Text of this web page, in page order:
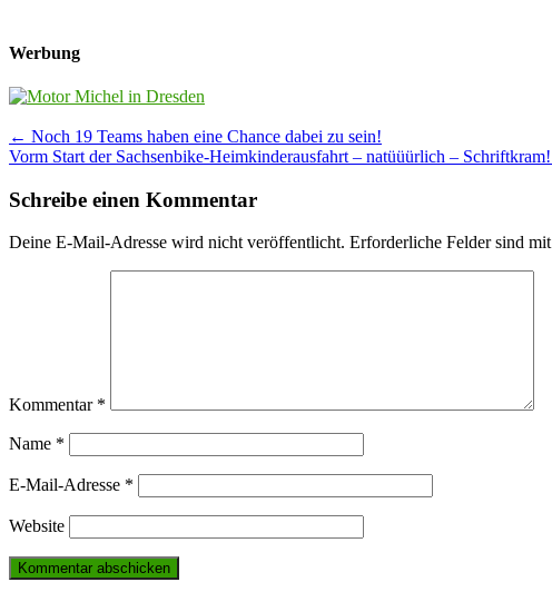
Werbung
Post
navigation
← Noch 19 Teams haben eine Chance dabei zu sein!
Vorm Start der Sachsenbike-Heimkinderausfahrt – natüüürlich – Schriftkram!
Schreibe einen Kommentar
Deine E-Mail-Adresse wird nicht veröffentlicht. Erforderliche Felder sind mit
Kommentar *
Name *
E-Mail-Adresse *
Website